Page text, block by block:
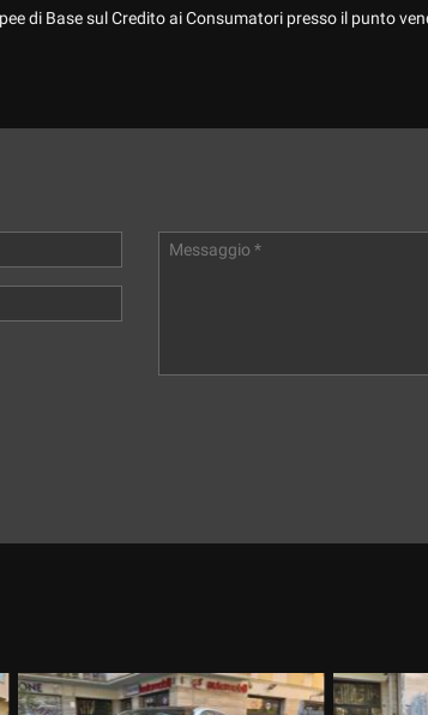
di Base sul Credito ai Consumatori presso il punto